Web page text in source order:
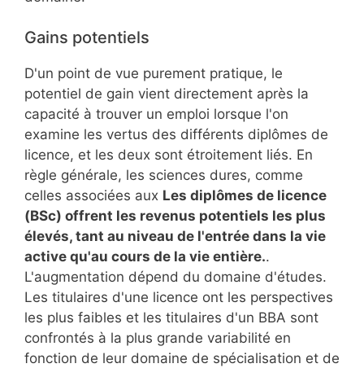
Gains potentiels
D'un point de vue purement pratique, le
potentiel de gain vient directement après la
capacité à trouver un emploi lorsque l'on
examine les vertus des différents diplômes de
licence, et les deux sont étroitement liés. En
règle générale, les sciences dures, comme
celles associées aux Les diplômes de licence
(BSc) offrent les revenus potentiels les plus
élevés, tant au niveau de l'entrée dans la vie
active qu'au cours de la vie entière..
L'augmentation dépend du domaine d'études.
Les titulaires d'une licence ont les perspectives
les plus faibles et les titulaires d'un BBA sont
confrontés à la plus grande variabilité en
fonction de leur domaine de spécialisation et de